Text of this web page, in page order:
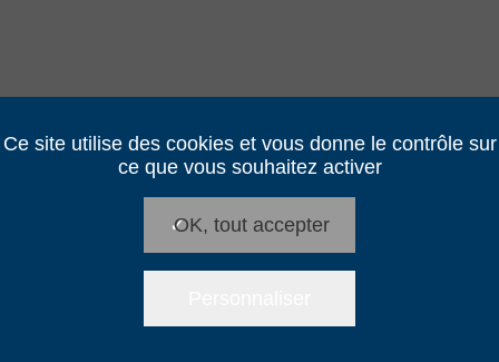
Ce site utilise des cookies et vous donne le contrôle sur
ce que vous souhaitez activer
✓
OK, tout accepter